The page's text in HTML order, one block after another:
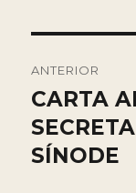
de
entradas
ANTERIOR
Entrada
anterior:
CARTA
SÍNODE